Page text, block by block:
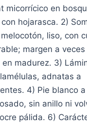
micorrícico en
hojarasca. 2)
liso, con
margen a veces
madurez. 3)
adnatas a
4) Pie blanco
sin anillo ni
pálida. 6)